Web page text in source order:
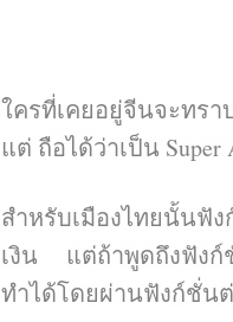
ใครที่เคยอยู่จีนจะทร
แต่ ถือได้ว่าเป็น
สำหรับเมืองไทยนั้นฟั
เงิน แต่ถ้าพูดถึงฟังก์
ทำได้โดยผ่านฟังก์ชั่น